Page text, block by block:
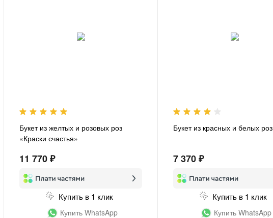
Букет из желтых и розовых роз
«Краски счастья»
11 770 ₽
Купить в 1 клик
Купить WhatsApp
Букет из красных и белых роз
7 370 ₽
Купить в 1 клик
Купить WhatsApp